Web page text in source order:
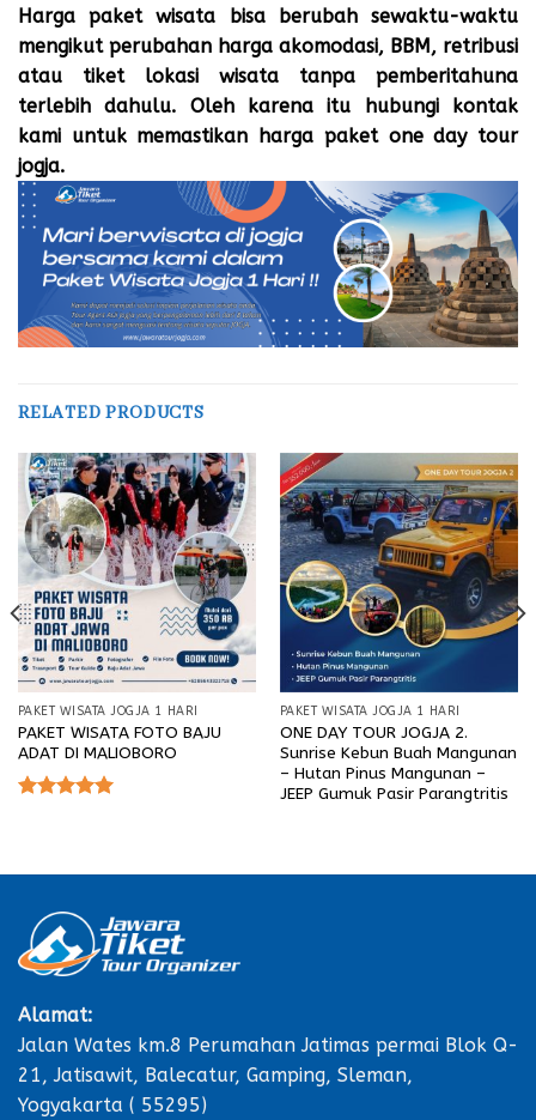
Harga paket wisata bisa berubah sewaktu-waktu
mengikut perubahan harga akomodasi, BBM, retribusi
atau tiket lokasi wisata tanpa pemberitahuna
terlebih dahulu. Oleh karena itu hubungi kontak
kami untuk memastikan harga paket one day tour
jogja.
RELATED PRODUCTS
PAKET WISATA JOGJA 1 HARI
PAKET WISATA FOTO BAJU
ADAT DI MALIOBORO
PAKET WISATA JOGJA 1 HARI
ONE DAY TOUR JOGJA 2.
Sunrise Kebun Buah Mangunan
– Hutan Pinus Mangunan –
JEEP Gumuk Pasir Parangtritis
Alamat:
Jalan Wates km.8 Perumahan Jatimas permai Blok Q-
21, Jatisawit, Balecatur, Gamping, Sleman,
Yogyakarta ( 55295)